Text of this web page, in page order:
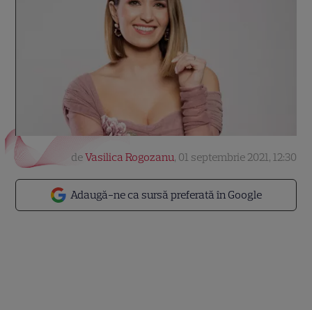
Adaugă-ne ca sursă preferată în Google
deVasilica Rogozanu, 01 septembrie 2021, 12:30